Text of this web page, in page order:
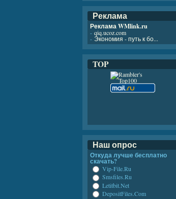
Реклама
Реклама WMlink.ru
- qiq.ucoz.com
- Экономия - путь к бо...
TOP
Наш опрос
Откуда лучше бесплатно
скачать?
Vip-File.Ru
Smsfiles.Ru
Letitbit.Net
DepositFiles.Com